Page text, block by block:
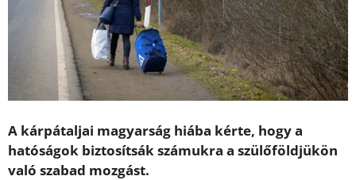
A kárpátaljai magyarság hiába kérte, hogy a
hatóságok biztosítsák számukra a szülőföldjükön
való szabad mozgást.